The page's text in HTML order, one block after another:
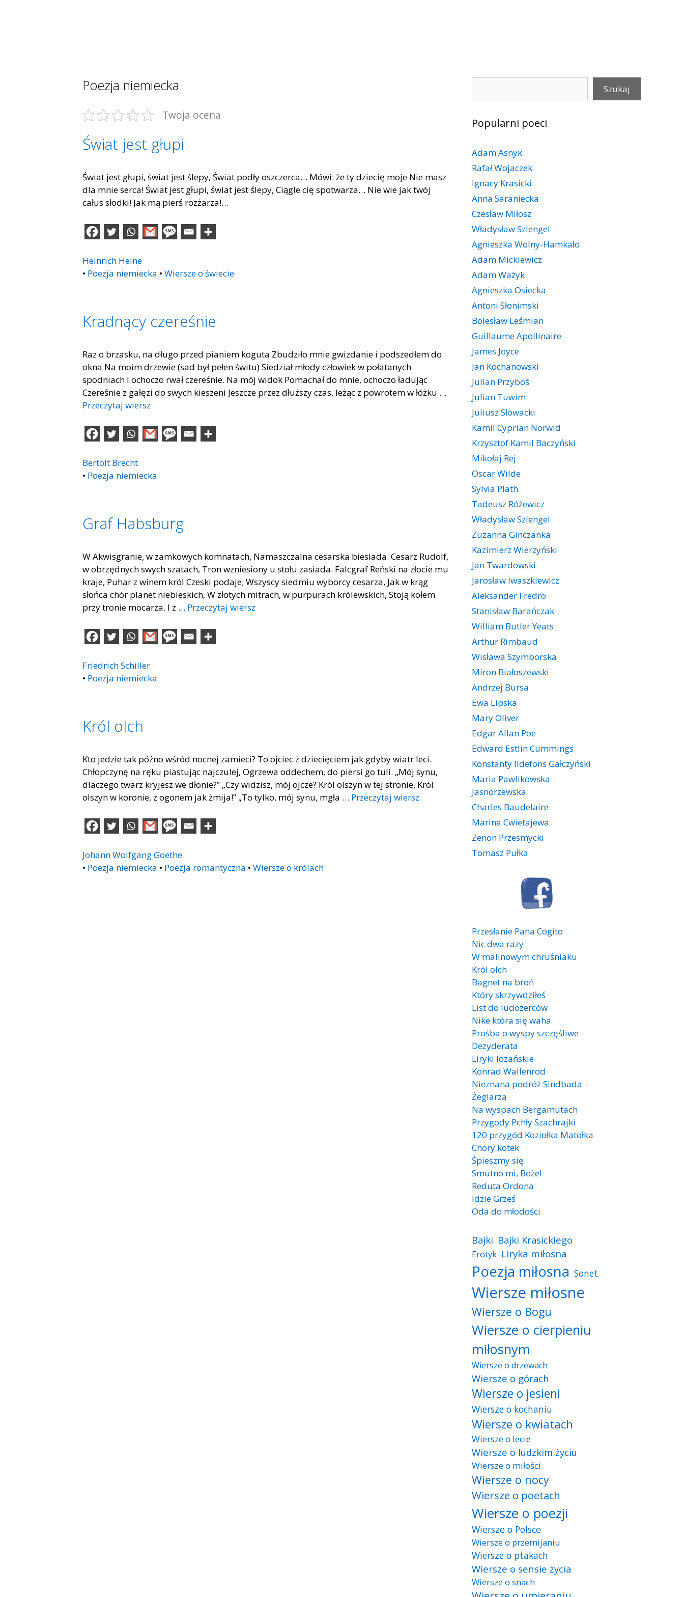
Poezja niemiecka
Twoja ocena
Świat jest głupi
Świat jest głupi, świat jest ślepy, Świat podły oszczerca… Mówi: że ty dziecię moje Nie masz
dla mnie serca! Świat jest głupi, świat jest ślepy, Ciągle cię spotwarza… Nie wie jak twój
całus słodki! Jak mą pierś rozżarza!…
Heinrich Heine
• Poezja niemiecka • Wiersze o świecie
Kradnący czereśnie
Raz o brzasku, na długo przed pianiem koguta Zbudziło mnie gwizdanie i podszedłem do
okna Na moim drzewie (sad był pełen świtu) Siedział młody człowiek w połatanych
spodniach I ochoczo rwał czereśnie. Na mój widok Pomachał do mnie, ochoczo ładując
Czereśnie z gałęzi do swych kieszeni Jeszcze przez dłuższy czas, leżąc z powrotem w łóżku …
Przeczytaj wiersz
Bertolt Brecht
• Poezja niemiecka
Graf Habsburg
W Akwisgranie, w zamkowych komnatach, Namaszczalna cesarska biesiada. Cesarz Rudolf,
w obrzędnych swych szatach, Tron wzniesiony u stołu zasiada. Falcgraf Reński na złocie mu
kraje, Puhar z winem król Czeski podaje; Wszyscy siedmiu wyborcy cesarza, Jak w krąg
słońca chór planet niebieskich, W złotych mitrach, w purpurach królewskich, Stoją kołem
przy tronie mocarza. I z … Przeczytaj wiersz
Friedrich Schiller
• Poezja niemiecka
Król olch
Kto jedzie tak późno wśród nocnej zamieci? To ojciec z dziecięciem jak gdyby wiatr leci.
Chłopczynę na ręku piastując najczulej, Ogrzewa oddechem, do piersi go tuli. „Mój synu,
dlaczego twarz kryjesz we dłonie?” „Czy widzisz, mój ojcze? Król olszyn w tej stronie, Król
olszyn w koronie, z ogonem jak żmija!” „To tylko, mój synu, mgła … Przeczytaj wiersz
Johann Wolfgang Goethe
• Poezja niemiecka • Poezja romantyczna • Wiersze o królach
Szukaj
Popularni poeci
Adam Asnyk
Rafał Wojaczek
Ignacy Krasicki
Anna Saraniecka
Czesław Miłosz
Władysław Szlengel
Agnieszka Wolny-Hamkało
Adam Mickiewicz
Adam Ważyk
Agnieszka Osiecka
Antoni Słonimski
Bolesław Leśmian
Guillaume Apollinaire
James Joyce
Jan Kochanowski
Julian Przyboś
Julian Tuwim
Juliusz Słowacki
Kamil Cyprian Norwid
Krzysztof Kamil Baczyński
Mikołaj Rej
Oscar Wilde
Sylvia Plath
Tadeusz Różewicz
Władysław Szlengel
Zuzanna Ginczanka
Kazimierz Wierzyński
Jan Twardowski
Jarosław Iwaszkiewicz
Aleksander Fredro
Stanisław Barańczak
William Butler Yeats
Arthur Rimbaud
Wisława Szymborska
Miron Białoszewski
Andrzej Bursa
Ewa Lipska
Mary Oliver
Edgar Allan Poe
Edward Estlin Cummings
Konstanty Ildefons Gałczyński
Maria Pawlikowska-
Jasnorzewska
Charles Baudelaire
Marina Cwietajewa
Zenon Przesmycki
Tomasz Pułka
Przesłanie Pana Cogito
Nic dwa razy
W malinowym chruśniaku
Król olch
Bagnet na broń
Który skrzywdziłeś
List do ludożerców
Nike która się waha
Prośba o wyspy szczęśliwe
Dezyderata
Liryki lozańskie
Konrad Wallenrod
Nieznana podróż Sindbada –
Żeglarza
Na wyspach Bergamutach
Przygody Pchły Szachrajki
120 przygód Koziołka Matołka
Chory kotek
Śpieszmy się
Smutno mi, Boże!
Reduta Ordona
Idzie Grześ
Oda do młodości
Bajki Bajki Krasickiego
Erotyk Liryka miłosna
Poezja miłosna Sonet
Wiersze miłosne
Wiersze o Bogu
Wiersze o cierpieniu
miłosnym
Wiersze o drzewach
Wiersze o górach
Wiersze o jesieni
Wiersze o kochaniu
Wiersze o kwiatach
Wiersze o lecie
Wiersze o ludzkim życiu
Wiersze o miłości
Wiersze o nocy
Wiersze o poetach
Wiersze o poezji
Wiersze o Polsce
Wiersze o przemijaniu
Wiersze o ptakach
Wiersze o sensie życia
Wiersze o snach